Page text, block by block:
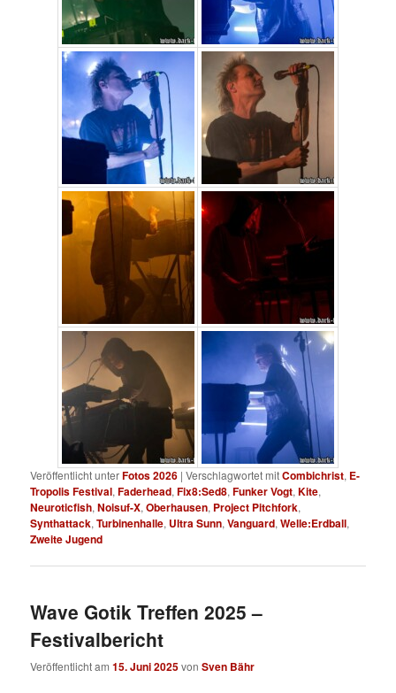
Veröffentlicht unterFotos 2026 |Verschlagwortet mitCombichrist, E-
Tropolis Festival,Faderhead,Fix8:Sed8,Funker Vogt,Kite,
Neuroticfish,Noisuf-X,Oberhausen, Project Pitchfork,
Synthattack,Turbinenhalle, Ultra Sunn,Vanguard,Welle:Erdball,
Zweite Jugend
Wave Gotik Treffen 2025 –
Festivalbericht
Veröffentlicht am15. Juni 2025vonSven Bähr